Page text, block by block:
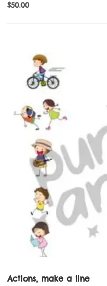
$50.00
Actions, make a line